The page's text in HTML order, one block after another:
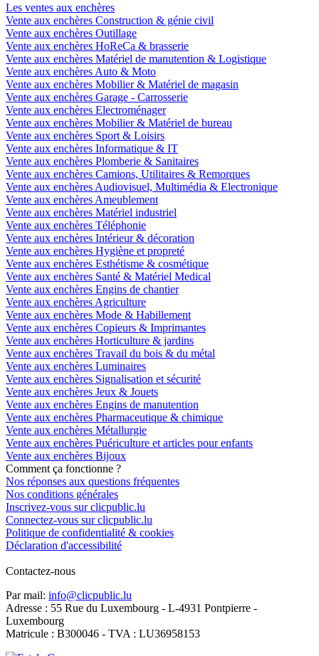
Les ventes aux enchères
Vente aux enchères Construction & génie civil
Vente aux enchères Outillage
Vente aux enchères HoReCa & brasserie
Vente aux enchères Matériel de manutention & Logistique
Vente aux enchères Auto & Moto
Vente aux enchères Mobilier & Matériel de magasin
Vente aux enchères Garage - Carrosserie
Vente aux enchères Electroménager
Vente aux enchères Mobilier & Matériel de bureau
Vente aux enchères Sport & Loisirs
Vente aux enchères Informatique & IT
Vente aux enchères Plomberie & Sanitaires
Vente aux enchères Camions, Utilitaires & Remorques
Vente aux enchères Audiovisuel, Multimédia & Electronique
Vente aux enchères Ameublement
Vente aux enchères Matériel industriel
Vente aux enchères Téléphonie
Vente aux enchères Intérieur & décoration
Vente aux enchères Hygiène et propreté
Vente aux enchères Esthétisme & cosmétique
Vente aux enchères Santé & Matériel Medical
Vente aux enchères Engins de chantier
Vente aux enchères Agriculture
Vente aux enchères Mode & Habillement
Vente aux enchères Copieurs & Imprimantes
Vente aux enchères Horticulture & jardins
Vente aux enchères Travail du bois & du métal
Vente aux enchères Luminaires
Vente aux enchères Signalisation et sécurité
Vente aux enchères Jeux & Jouets
Vente aux enchères Engins de manutention
Vente aux enchères Pharmaceutique & chimique
Vente aux enchères Métallurgie
Vente aux enchères Puériculture et articles pour enfants
Vente aux enchères Bijoux
Comment ça fonctionne ?
Nos réponses aux questions fréquentes
Nos conditions générales
Inscrivez-vous sur clicpublic.lu
Connectez-vous sur clicpublic.lu
Politique de confidentialité & cookies
Déclaration d'accessibilité
Contactez-nous
Par mail: info@clicpublic.lu
Adresse : 55 Rue du Luxembourg - L-4931 Pontpierre -
Luxembourg
Matricule : B300046 - TVA : LU36958153